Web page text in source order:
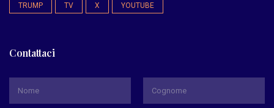
TRUMP TV X YOUTUBE
Contattaci